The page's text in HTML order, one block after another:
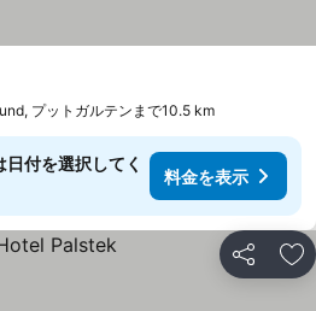
プットガルテンまで10.5 km
付を選択してく
料金を表示
シェア お